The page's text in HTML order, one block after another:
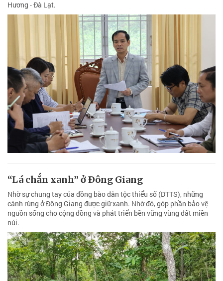
Hương - Đà Lạt.
“Lá chắn xanh” ở Ðông Giang
Nhờ sự chung tay của đồng bào dân tộc thiểu số (DTTS), những
cánh rừng ở Đông Giang được giữ xanh. Nhờ đó, góp phần bảo vệ
nguồn sống cho cộng đồng và phát triển bền vững vùng đất miền
núi.